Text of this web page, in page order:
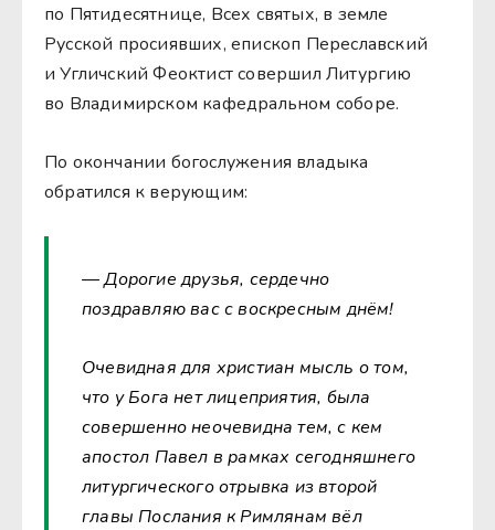
по Пятидесятнице, Всех святых, в земле
Русской просиявших, епископ Переславский
и Угличский Феоктист совершил Литургию
во Владимирском кафедральном соборе.
По окончании богослужения владыка
обратился к верующим:
— Дорогие друзья, сердечно
поздравляю вас с воскресным днём!
Очевидная для христиан мысль о том,
что у Бога нет лицеприятия, была
совершенно неочевидна тем, с кем
апостол Павел в рамках сегодняшнего
литургического отрывка из второй
главы Послания к Римлянам вёл